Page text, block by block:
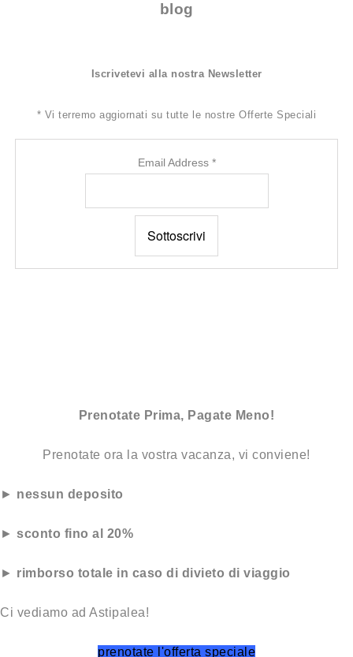
blog
Iscrivetevi alla nostra Newsletter
* Vi terremo aggiornati su tutte le nostre Offerte Speciali
Email Address *
Prenotate Prima, Pagate Meno!
Prenotate ora la vostra vacanza, vi conviene!
► nessun deposito
► sconto fino al 20%
► rimborso totale in caso di divieto di viaggio
Ci vediamo ad Astipalea!
prenotate l'offerta speciale